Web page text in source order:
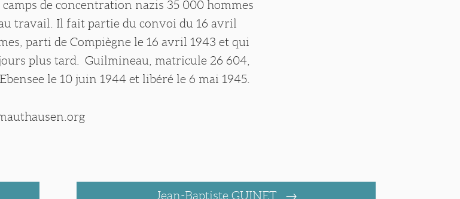
de concentration nazis 35 000 hommes
travail. Il fait partie du convoi du 16 avril
parti de Compiègne le 16 avril 1943 et qui
plus tard. Guilmineau, matricule 26 604,
le 10 juin 1944 et libéré le 6 mai 1945.
Jean-Baptiste GUINET